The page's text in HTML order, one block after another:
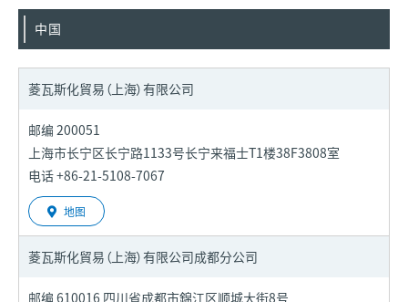
中国
菱瓦斯化貿易（上海）有限公司
邮编 200051
上海市长宁区长宁路1133号长宁来福士T1楼38F3808室
电话 +86-21-5108-7067
地图
菱瓦斯化貿易（上海）有限公司成都分公司
邮编 610016 四川省成都市錦江区顺城大街8号